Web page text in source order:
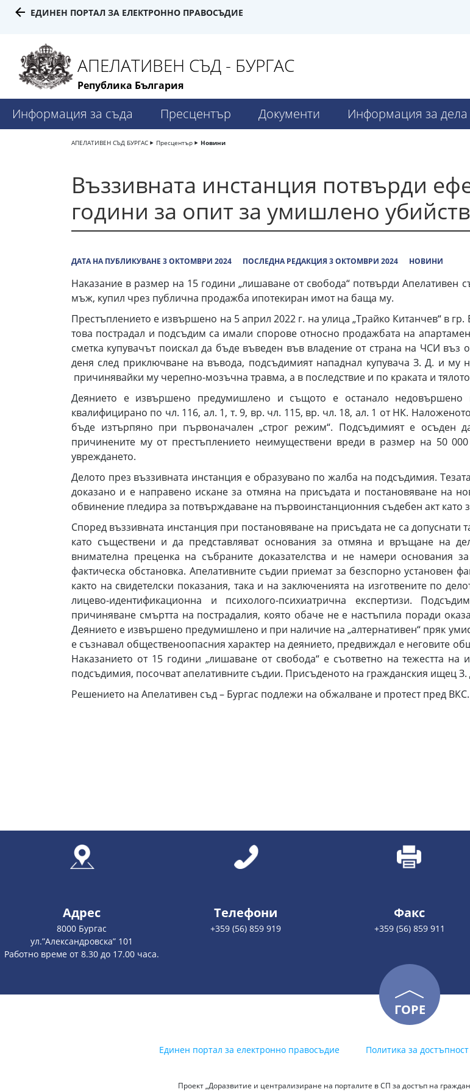
ЕДИНЕН ПОРТАЛ ЗА ЕЛЕКТРОННО ПРАВОСЪДИЕ
АПЕЛАТИВЕН СЪД - БУРГАС
Република България
Информация за съда Пресцентър Документи Информация за дела
АПЕЛАТИВЕН СЪД БУРГАС Пресцентър Новини
Въззивната инстанция потвърди
години за опит за умишлено
ДАТА НА ПУБЛИКУВАНЕ 3 ОКТОМВРИ 2024 ПОСЛЕДНА РЕДАКЦИЯ 3 ОКТОМВРИ 2024 НОВИНИ
Наказание в размер на 15 години „лишаване от свобода“ потвърди
мъж, купил чрез публична продажба ипотекиран имот на баща му.
Престъплението е извършено на 5 април 2022 г. на улица „Трайко Китанчев“ в
това пострадал и подсъдим са имали спорове относно продажбата на
сметка купувачът поискал да бъде въведен във владение от страна на ЧСИ въз
деня след приключване на въвода, подсъдимият нападнал купувача З. Д. и му
причинявайки му черепно-мозъчна травма, а в последствие и по краката и
Деянието е извършено предумишлено и същото е останало недовършено
квалифицирано по чл. 116, ал. 1, т. 9, вр. чл. 115, вр. чл. 18, ал. 1 от НК.
бъде изтърпяно при първоначален „строг режим“. Подсъдимият е осъден
причинените му от престъплението неимуществени вреди в размер на 50
увреждането.
Делото през въззивната инстанция е образувано по жалба на подсъдимия.
доказано и е направено искане за отмяна на присъдата и постановяване на
обвинение пледира за потвърждаване на първоинстанционния съдебен акт като
Според въззивната инстанция при постановяване на присъдата не са
като съществени и да представляват основания за отмяна и връщане на
внимателна преценка на събраните доказателства и не намери основания
фактическа обстановка. Апелативните съдии приемат за безспорно установен
както на свидетелски показания, така и на заключенията на изготвените по
лицево-идентификационна и психолого-психиатрична експертизи.
причиняване смъртта на пострадалия, която обаче не е настъпила поради
Деянието е извършено предумишлено и при наличие на „алтернативен“ пряк
е съзнавал общественоопасния характер на деянието, предвиждал е неговите
Наказанието от 15 години „лишаване от свобода“ е съответно на тежестта
подсъдимия, посочват апелативните съдии. Присъденото на гражданския ищец
Решението на Апелативен съд – Бургас подлежи на обжалване и протест пред ВКС.
Адрес
8000 Бургас
ул.”Александровска” 101
Работно време от 8.30 до 17.00 часа.
Телефони
+359 (56) 859 919
Факс
+359 (56) 859 911
ГОРЕ
Единен портал за електронно правосъдие Политика за достъпност
Проект „Доразвитие и централизиране на порталите в СП за достъп на